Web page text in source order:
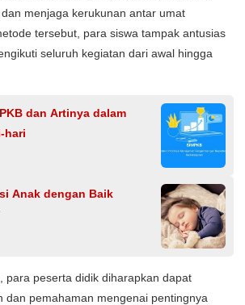
menjaga kerukunan antar umat
tersebut, para siswa tampak antusias
seluruh kegiatan dari awal hingga
dan Artinya dalam
hari
Anak dengan Baik
para peserta didik diharapkan dapat
dan pemahaman mengenai pentingnya